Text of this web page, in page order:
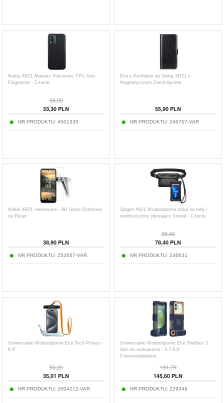
Nokia XR21 Matowy Pokrowiec TPU Anti-
Fingerprint - Czarne
38,90
33,30 PLN
NR PRODUKTU: 4001335
Etui z Portfelem do Nokia XR21 z
Magnetycznym Zamknięciem
55,90 PLN
NR PRODUKTU: 246707-VAR
Nokia XR21 Hartowane - 9H Szkło Ochronne
na Ekran
38,90 PLN
NR PRODUKTU: 253667-VAR
Spigen A621 Wodoodporna torba na talię i
wodoszczelny pływający futerał - Czarny
95,40
78,40 PLN
NR PRODUKTU: 246631
Uniwersalne Wodoodporne Etui Tech-Protect -
6.9"
50,20
35,01 PLN
NR PRODUKTU: 2004212-VAR
Uniwersalne Wodoodporne Etui Shellbox 2
Gen do nurkowania - 4.7-6.8" -
Ciemnoniebieskie
151,79
145,60 PLN
NR PRODUKTU: 229349